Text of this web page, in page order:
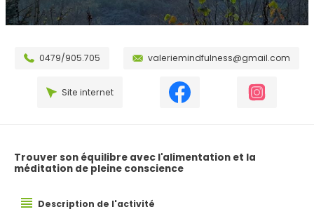
0479/905.705 valeriemindfulness@gmail.com
Site internet
Trouver son équilibre avec l'alimentation et la
méditation de pleine conscience
Description de l'activité